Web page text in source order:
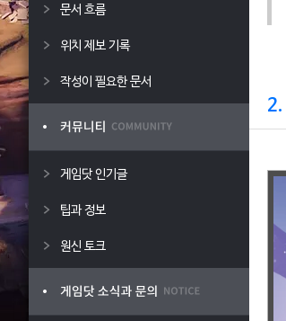
문서 흐름
위치 제보 기록
작성이 필요한 문서
게임닷 인기글
팁과 정보
원신 토크
2.